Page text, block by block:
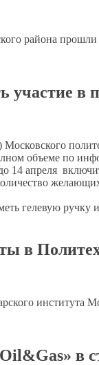
района
участие в
объеме по
14 апреля
гелевую ручку
в
института
в